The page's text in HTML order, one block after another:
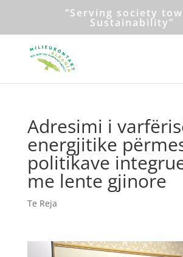
“Serving society
Sustainability”
Adresimi i
energjitike
politikave
me lente gjinore
Te Reja